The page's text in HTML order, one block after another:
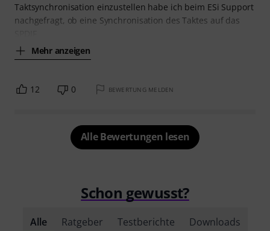
Taktsynchronisation einzustellen habe ich beim ESi Support
nachgefragt, ob eine Synchronisation des Taktes auf das
Mehr anzeigen
12 0 BEWERTUNG MELDEN
Alle Bewertungen lesen
Schon gewusst?
Alle Ratgeber Testberichte Downloads